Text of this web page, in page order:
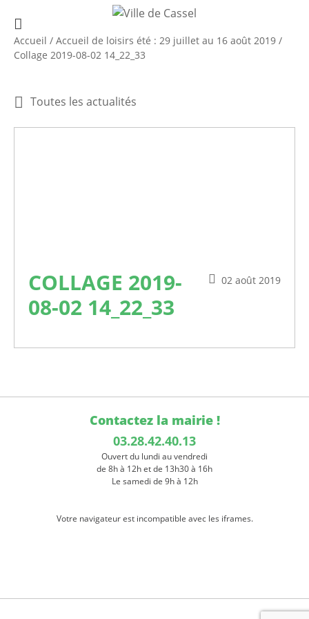
Accueil / Accueil de loisirs été : 29 juillet au 16 août 2019 /
Collage 2019-08-02 14_22_33
Toutes les actualités
02 août 2019
COLLAGE 2019-
08-02 14_22_33
Contactez la mairie !
03.28.42.40.13
Ouvert du lundi au vendredi
de 8h à 12h et de 13h30 à 16h
Le samedi de 9h à 12h
Votre navigateur est incompatible avec les iframes.